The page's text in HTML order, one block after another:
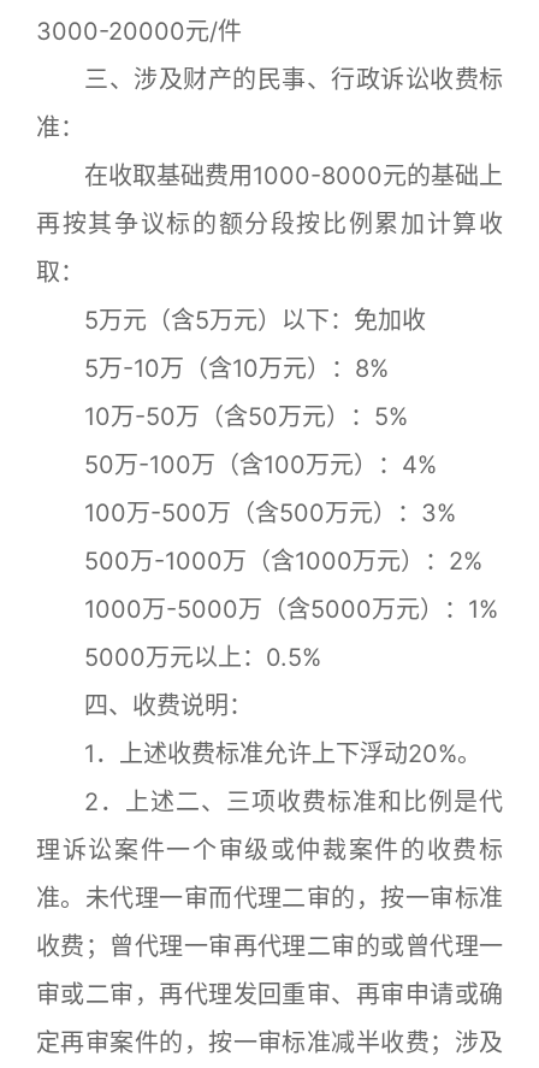
3000-20000元/件
三、涉及财产的民事、行政诉讼收费标
准：
在收取基础费用1000-8000元的基础上
再按其争议标的额分段按比例累加计算收
取：
5万元（含5万元）以下：免加收
5万-10万（含10万元）：8%
10万-50万（含50万元）：5%
50万-100万（含100万元）：4%
100万-500万（含500万元）：3%
500万-1000万（含1000万元）：2%
1000万-5000万（含5000万元）：1%
5000万元以上：0.5%
四、收费说明：
1．上述收费标准允许上下浮动20%。
2．上述二、三项收费标准和比例是代
理诉讼案件一个审级或仲裁案件的收费标
准。未代理一审而代理二审的，按一审标准
收费；曾代理一审再代理二审的或曾代理一
审或二审，再代理发回重审、再审申请或确
定再审案件的，按一审标准减半收费；涉及